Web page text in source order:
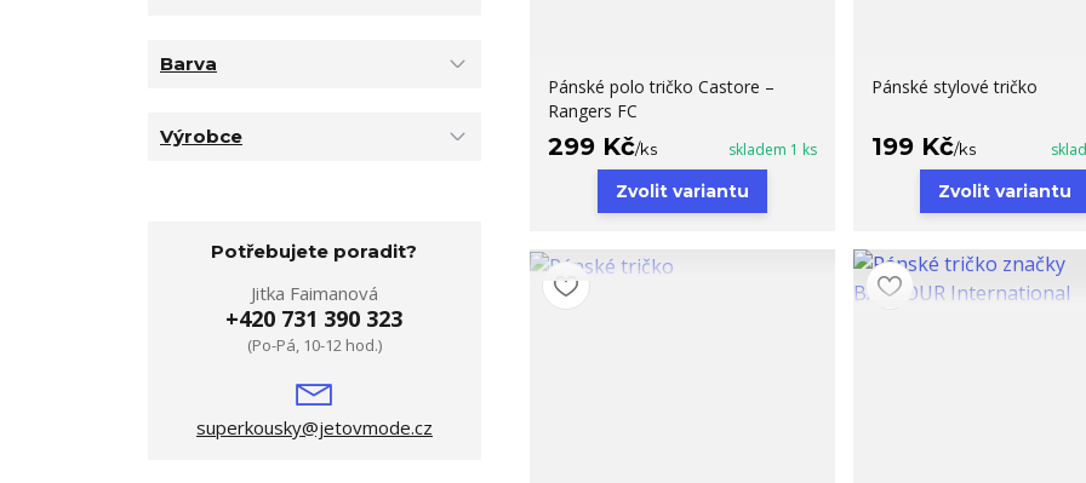
Pánské polo tričko Castore –
Rangers FC
299 Kč/ks skladem 1 ks
Zvolit variantu
Pánské stylové tričko
199 Kč/ks
Zvolit variantu
Barva
Výrobce
Potřebujete poradit?
Jitka Faimanová
+420 731 390 323
(Po-Pá, 10-12 hod.)
superkousky@jetovmode.cz